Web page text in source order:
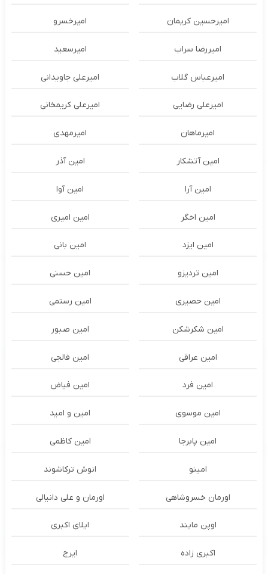
امیرحسین کریمان امیرخسرو
امیررضا سراب امیرسعید
امیرعباس گلاب امیرعلی جاویدانی
امیرعلی رضایی امیرعلی کریمخانی
امیرماهان امیرمهدی
امین آتشکار امین آذر
امین آرا امین آوا
امین اخگر امین امیری
امین ایزد امین بانی
امین تردیزو امین حسنی
امین حصیری امین رستمی
امین شکرشکن امین صبور
امین عراقی امین فالجی
امین فرد امین فیاض
امین موسوی امین و امید
امین پابرجا امین کاظمی
امینو انوش ترکاشوند
اورمان خسروشاهی اورمان و علی دانیالی
اوپن مایند ايلاى اكبرى
اکبری زاده ایرج